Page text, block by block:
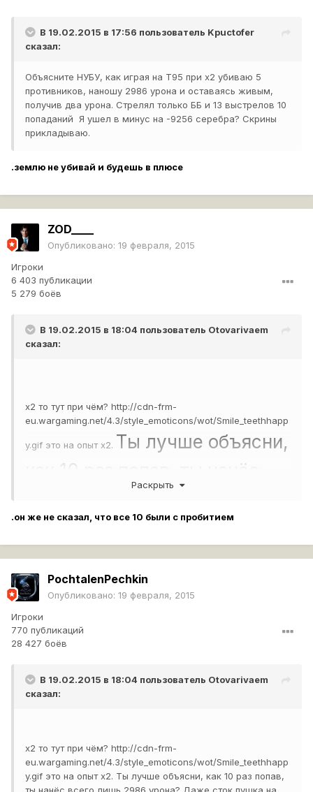
В 19.02.2015 в 17:56 пользователь Kpuctofer
сказал:
Объясните НУБУ, как играя на Т95 при х2 убиваю 5
противников, наношу 2986 урона и оставаясь живым,
получив два урона. Стрелял только ББ и 13 выстрелов 10
попаданий Я ушел в минус на -9256 серебра? Скрины
прикладываю.
.землю не убивай и будешь в плюсе
ZOD____
Опубликовано: 19 февраля, 2015
Игроки
6 403 публикации
5 279 боёв
В 19.02.2015 в 18:04 пользователь Otovarivaem
сказал:
х2 то тут при чём? http://cdn-frm-
eu.wargaming.net/4.3/style_emoticons/wot/Smile_teethhapp
y.gif это на опыт х2. Ты лучше объясни,
как 10 раз попав, ты нанёс
Даже сток пушка на Т95, это
как минимум почти 4к.
Раскрыть
.он же не сказал, что все 10 были с пробитием
PochtalenPechkin
Опубликовано: 19 февраля, 2015
Игроки
770 публикаций
28 427 боёв
В 19.02.2015 в 18:04 пользователь Otovarivaem
сказал:
х2 то тут при чём? http://cdn-frm-
eu.wargaming.net/4.3/style_emoticons/wot/Smile_teethhapp
y.gif это на опыт х2. Ты лучше объясни, как 10 раз попав,